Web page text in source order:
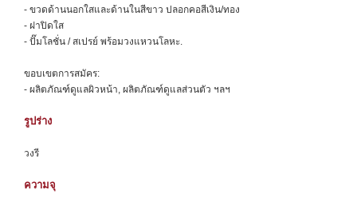
- ขวดด้านนอกใสและด้านในสีขาว ปลอกคอสีเงิน/ทอง
- ฝาปิดใส
- ปั๊มโลชั่น / สเปรย์ พร้อมวงแหวนโลหะ.
ขอบเขตการสมัคร:
- ผลิตภัณฑ์ดูแลผิวหน้า, ผลิตภัณฑ์ดูแลส่วนตัว ฯลฯ
รูปร่าง
วงรี
ความจุ